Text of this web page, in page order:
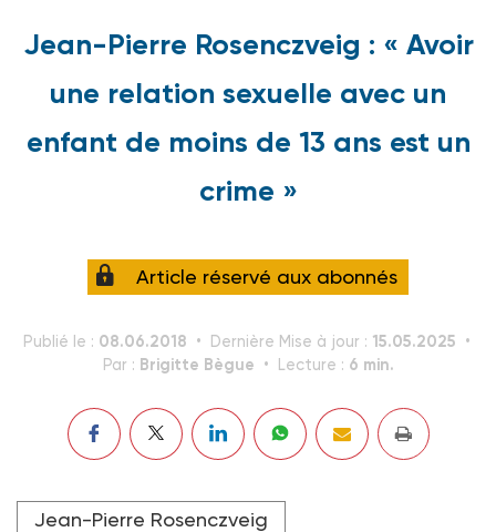
Jean-Pierre Rosenczveig : « Avoir
une relation sexuelle avec un
enfant de moins de 13 ans est un
crime »
Article réservé aux abonnés
Publié le : 08.06.2018 Dernière Mise à jour : 15.05.2025
Par : Brigitte Bègue Lecture : 6 min.
Jean-Pierre Rosenczveig